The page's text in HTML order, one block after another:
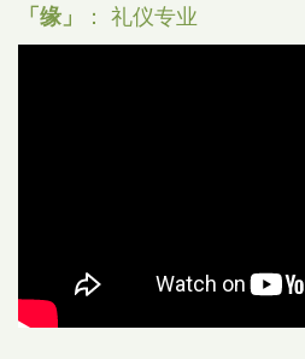
「缘」 ： 礼仪专业